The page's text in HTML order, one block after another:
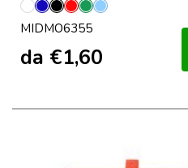
Bianco
BluNeroRosso
Verde
Blu
MIDMO6355
da €1,60